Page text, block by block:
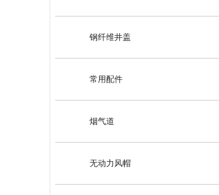
钢纤维井盖
常用配件
烟气道
无动力风帽